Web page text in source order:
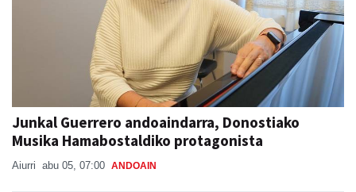
Junkal Guerrero andoaindarra, Donostiako
Musika Hamabostaldiko protagonista
Aiurri abu 05, 07:00 ANDOAIN